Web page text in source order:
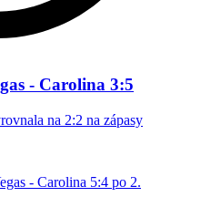
- Carolina 3:5
na 2:2 na zápasy